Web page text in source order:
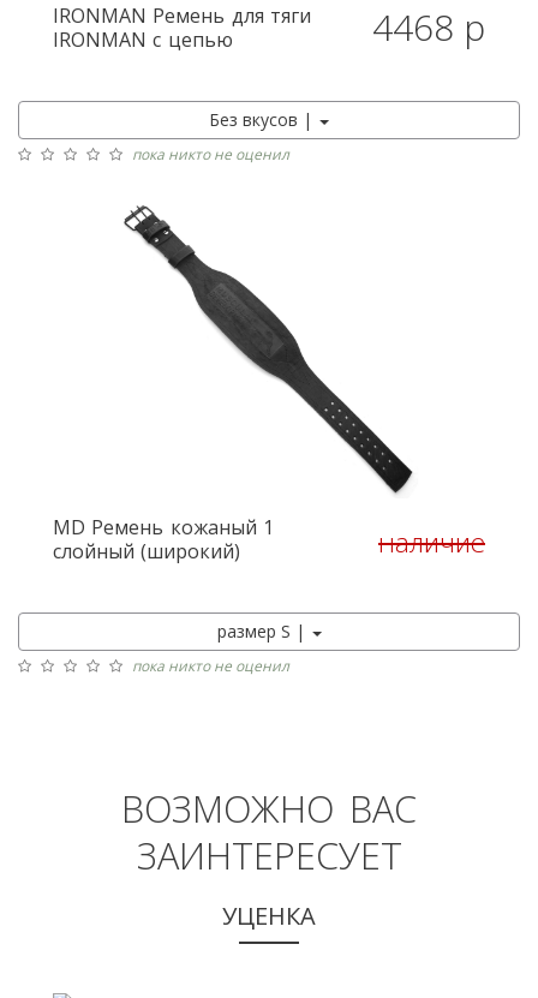
IRONMAN Ремень для тяги
IRONMAN с цепью
4468 р
Без вкусов |
пока никто не оценил
MD Ремень кожаный 1
слойный (широкий)
наличие
размер S |
пока никто не оценил
ВОЗМОЖНО ВАС
ЗАИНТЕРЕСУЕТ
УЦЕНКА